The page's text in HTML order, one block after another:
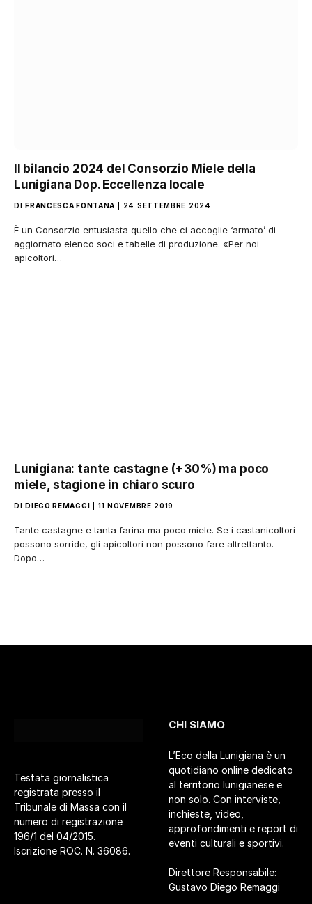
Il bilancio 2024 del Consorzio Miele della
Lunigiana Dop. Eccellenza locale
DI FRANCESCA FONTANA 24 SETTEMBRE 2024
È un Consorzio entusiasta quello che ci accoglie ‘armato’ di
aggiornato elenco soci e tabelle di produzione. «Per noi
apicoltori…
Lunigiana: tante castagne (+30%) ma poco
miele, stagione in chiaro scuro
DI DIEGO REMAGGI 11 NOVEMBRE 2019
Tante castagne e tanta farina ma poco miele. Se i castanicoltori
possono sorride, gli apicoltori non possono fare altrettanto.
Dopo…
Testata giornalistica
registrata presso il
Tribunale di Massa con il
numero di registrazione
196/1 del 04/2015.
Iscrizione ROC. N. 36086.
CHI SIAMO
L’Eco della Lunigiana è un
quotidiano online dedicato
al territorio lunigianese e
non solo. Con interviste,
inchieste, video,
approfondimenti e report di
eventi culturali e sportivi.
Direttore Responsabile:
Gustavo Diego Remaggi